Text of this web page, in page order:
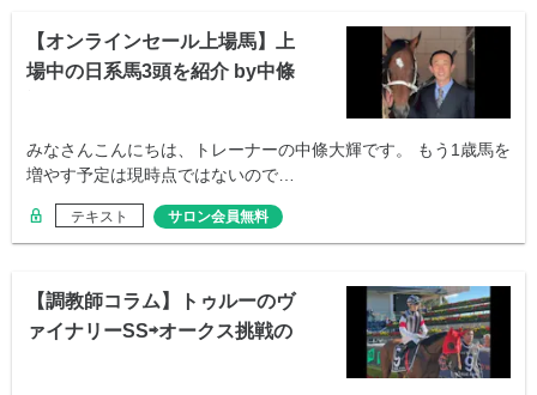
【オンラインセール上場馬】上
場中の日系馬3頭を紹介 by中條
みなさんこんにちは、トレーナーの中條大輝です。 もう1歳馬を
増やす予定は現時点ではないので…
テキスト サロン会員無料
【調教師コラム】トゥルーのヴ
ァイナリーSS⇨オークス挑戦の